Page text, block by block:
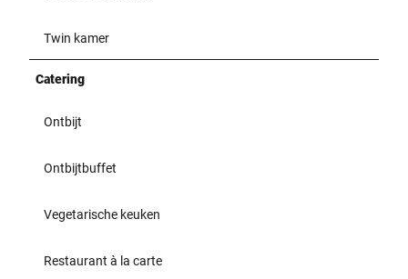
Twin kamer
Catering
Ontbijt
Ontbijtbuffet
Vegetarische keuken
Restaurant à la carte